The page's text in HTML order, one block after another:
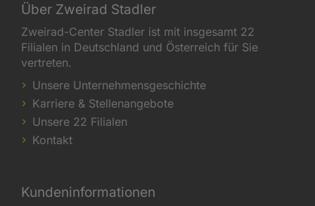
Über Zweirad Stadler
Zweirad-Center Stadler ist mit insgesamt 22
Filialen in Deutschland und Österreich für Sie
vertreten.
Unsere Unternehmensgeschichte
Karriere & Stellenangebote
Unsere 22 Filialen
Kontakt
Kundeninformationen